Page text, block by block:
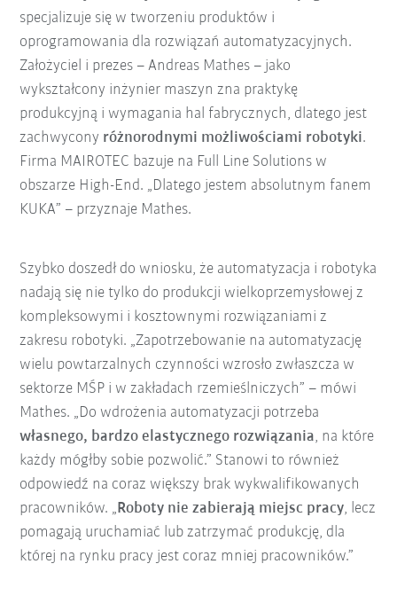
specjalizuje się w tworzeniu produktów i
oprogramowania dla rozwiązań automatyzacyjnych.
Założyciel i prezes – Andreas Mathes – jako
wykształcony inżynier maszyn zna praktykę
produkcyjną i wymagania hal fabrycznych, dlatego jest
zachwycony różnorodnymi możliwościami robotyki.
Firma MAIROTEC bazuje na Full Line Solutions w
obszarze High-End. „Dlatego jestem absolutnym fanem
KUKA” – przyznaje Mathes.
Szybko doszedł do wniosku, że automatyzacja i robotyka
nadają się nie tylko do produkcji wielkoprzemysłowej z
kompleksowymi i kosztownymi rozwiązaniami z
zakresu robotyki. „Zapotrzebowanie na automatyzację
wielu powtarzalnych czynności wzrosło zwłaszcza w
sektorze MŚP i w zakładach rzemieślniczych” – mówi
Mathes. „Do wdrożenia automatyzacji potrzeba
własnego, bardzo elastycznego rozwiązania, na które
każdy mógłby sobie pozwolić.” Stanowi to również
odpowiedź na coraz większy brak wykwalifikowanych
pracowników. „ Roboty nie zabierają miejsc pracy, lecz
pomagają uruchamiać lub zatrzymać produkcję, dla
której na rynku pracy jest coraz mniej pracowników.”